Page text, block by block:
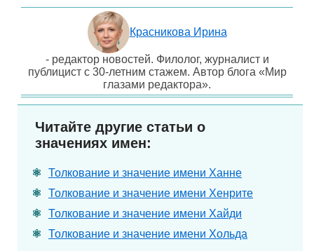
Красникова Ирина
- редактор новостей. Филолог, журналист и
публицист с 30-летним стажем. Автор блога «Мир
глазами редактора».
Читайте другие статьи о
значениях имен:
Толкование и значение имени Ханне
Толкование и значение имени Хенрите
Толкование и значение имени Хайди
Толкование и значение имени Хольда